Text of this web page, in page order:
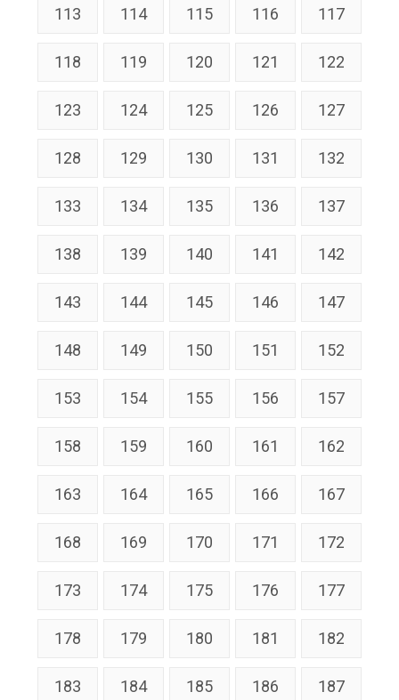
113 114 115 116 117
118 119 120 121 122
123 124 125 126 127
128 129 130 131 132
133 134 135 136 137
138 139 140 141 142
143 144 145 146 147
148 149 150 151 152
153 154 155 156 157
158 159 160 161 162
163 164 165 166 167
168 169 170 171 172
173 174 175 176 177
178 179 180 181 182
183 184 185 186 187